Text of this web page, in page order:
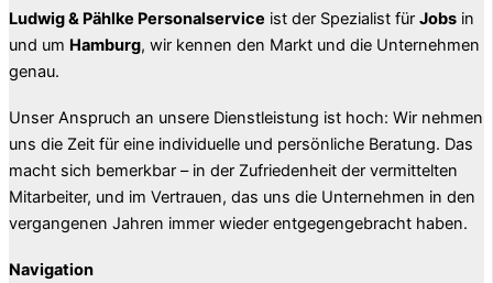
Ludwig & Pählke Personalservice ist der Spezialist für Jobs in
und um Hamburg, wir kennen den Markt und die Unternehmen
genau.
Unser Anspruch an unsere Dienstleistung ist hoch: Wir nehmen
uns die Zeit für eine individuelle und persönliche Beratung. Das
macht sich bemerkbar – in der Zufriedenheit der vermittelten
Mitarbeiter, und im Vertrauen, das uns die Unternehmen in den
vergangenen Jahren immer wieder entgegengebracht haben.
Navigation